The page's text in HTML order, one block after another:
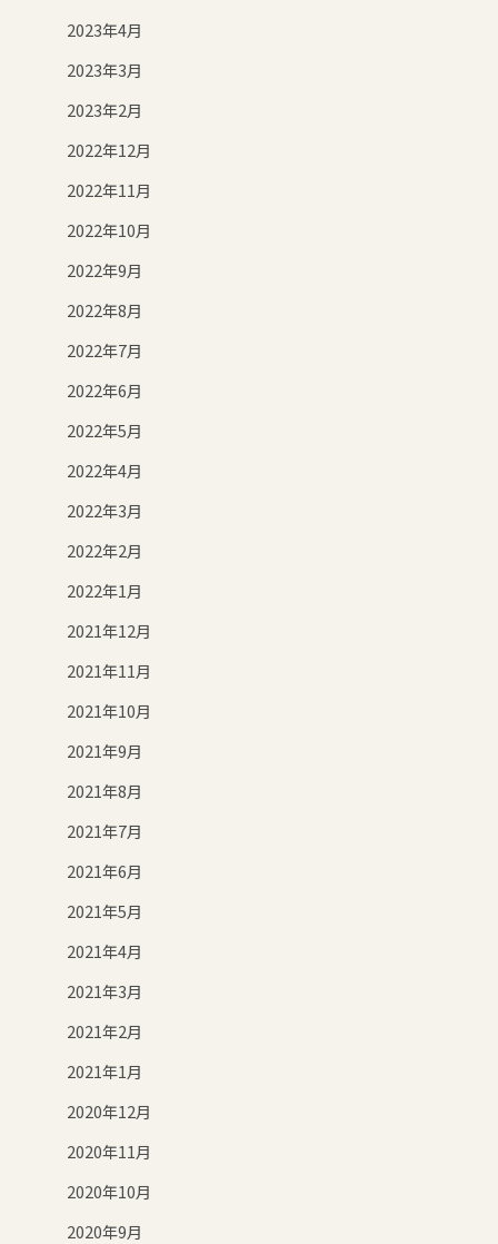
2023年4月
2023年3月
2023年2月
2022年12月
2022年11月
2022年10月
2022年9月
2022年8月
2022年7月
2022年6月
2022年5月
2022年4月
2022年3月
2022年2月
2022年1月
2021年12月
2021年11月
2021年10月
2021年9月
2021年8月
2021年7月
2021年6月
2021年5月
2021年4月
2021年3月
2021年2月
2021年1月
2020年12月
2020年11月
2020年10月
2020年9月